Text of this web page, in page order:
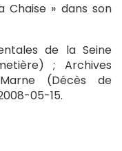
Chaise » dans son
de la Seine
; Archives
(Décès de
05-15.